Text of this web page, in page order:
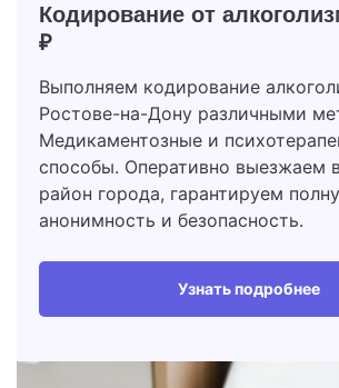
Кодирование от
₽
Выполняем кодирование
Ростове-на-Дону различными
Медикаментозные и
способы. Оперативно выезжаем
район города, гарантируем
анонимность и безопасность.
Узнать подробнее